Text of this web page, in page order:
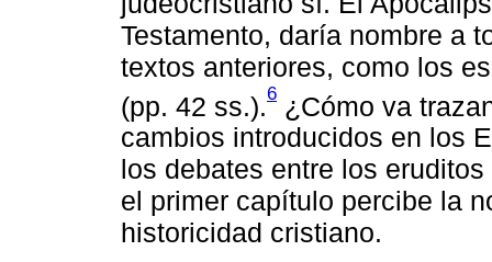
Testamento, daría nombre a
textos anteriores, como los
(pp. 42 ss.).6 ¿Cómo va
cambios introducidos en los
los debates entre los
el primer capítulo percibe la
historicidad cristiano.